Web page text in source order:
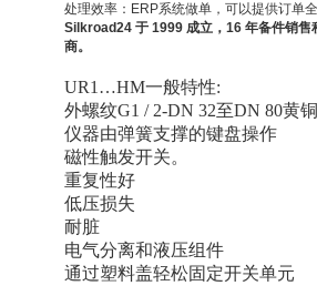
处理效率：ERP系统做单，可以提供订单全
Silkroad24 于 1999 成立，16 年备件销售
商。
UR1…HM一般特性:
外螺纹G1 / 2-DN 32至DN 80黄
仪器由弹簧支撑的键盘操作
磁性触发开关。
重复性好
低压损失
耐脏
电气分离和液压组件
通过塑料盖轻松固定开关单元